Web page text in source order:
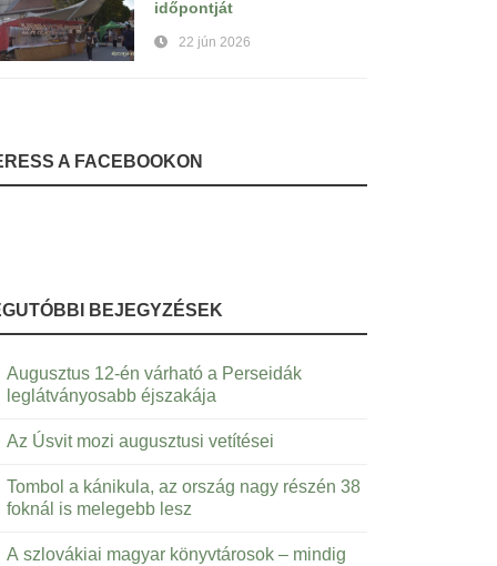
időpontját
22 jún 2026
A FACEBOOKON
BEJEGYZÉSEK
Augusztus 12-én várható a Perseidák
leglátványosabb éjszakája
Az Úsvit mozi augusztusi vetítései
Tombol a kánikula, az ország nagy részén 38
foknál is melegebb lesz
A szlovákiai magyar könyvtárosok – mindig